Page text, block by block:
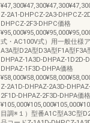
Z-2A1-DHPCZ-2A3-DHPCZ-
DHPCZ-2F3-DHPC価格
式・AC100V式）用一般仕様
A3A型D2A型D3A型F1A型
DHPAZ-1A3D-DHPAZ-1D2D-
DHPAZ-1F3D-DHPA価格
Z-2A1D-DHPAZ-2A3D-
2F1D-DHPAZ-2F3D-DHPA価格
目調※１）型番A1C型A3C型